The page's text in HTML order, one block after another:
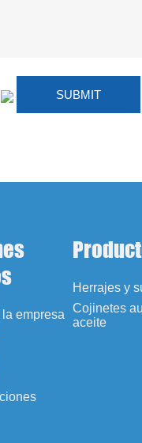
empresa
Herrajes y
Cojinetes
aceite